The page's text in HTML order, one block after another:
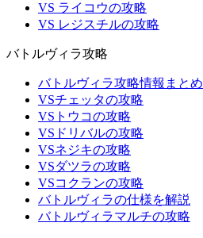
VS ライコウの攻略
VS レジスチルの攻略
バトルヴィラ攻略
バトルヴィラ攻略情報まとめ
VSチェッタの攻略
VSトウコの攻略
VSドリバルの攻略
VSネジキの攻略
VSダツラの攻略
VSコクランの攻略
バトルヴィラの仕様を解説
バトルヴィラマルチの攻略